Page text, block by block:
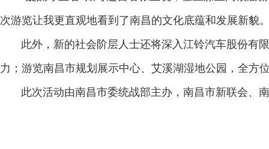
次游览让我更直观地看到了南昌的文化底蕴和发展新貌
此外，新的社会阶层人士还将深入江铃汽车股份有限
力；游览南昌市规划展示中心、艾溪湖湿地公园，全
此次活动由南昌市委统战部主办，南昌市新联会、